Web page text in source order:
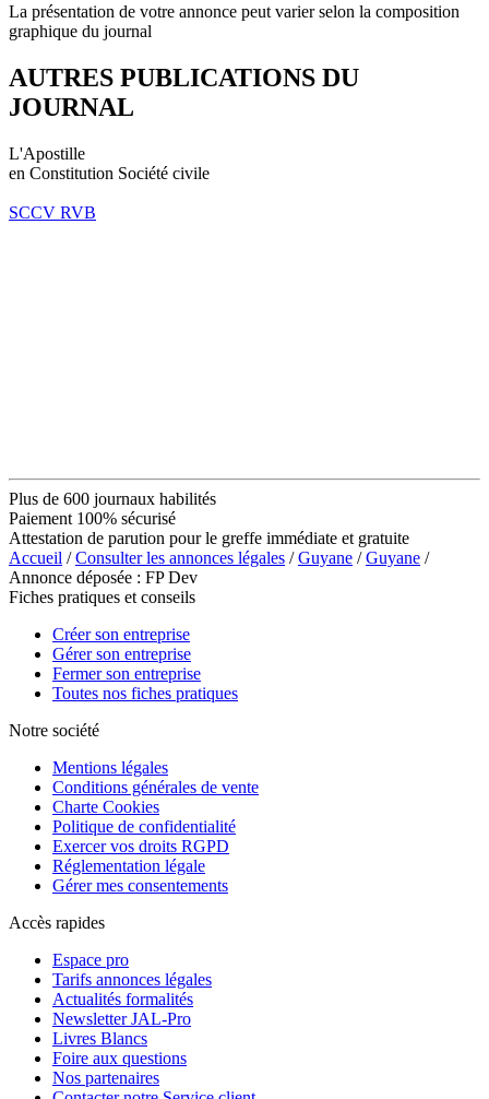
La présentation de votre annonce peut varier selon la composition
graphique du journal
AUTRES PUBLICATIONS DU
JOURNAL
L'Apostille
en Constitution Société civile
SCCV RVB
Plus de 600 journaux habilités
Paiement 100% sécurisé
Attestation de parution pour le greffe immédiate et gratuite
Accueil /Consulter les annonces légales /Guyane /Guyane /
Annonce déposée : FP Dev
Fiches pratiques et conseils
Créer son entreprise
Gérer son entreprise
Fermer son entreprise
Toutes nos fiches pratiques
Notre société
Mentions légales
Conditions générales de vente
Charte Cookies
Politique de confidentialité
Exercer vos droits RGPD
Réglementation légale
Gérer mes consentements
Accès rapides
Espace pro
Tarifs annonces légales
Actualités formalités
Newsletter JAL-Pro
Livres Blancs
Foire aux questions
Nos partenaires